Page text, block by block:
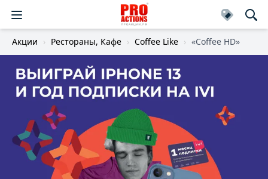
Акции Рестораны, Кафе Coffee Like «Coffee HD»